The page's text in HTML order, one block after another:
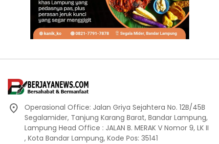
Operasional Office: Jalan Griya Sejahtera No. 12B/45B
Segalamider, Tanjung Karang Barat, Bandar Lampung,
Lampung Head Office : JALAN B. MERAK V Nomor 9, LK II
, Kota Bandar Lampung, Kode Pos: 35141